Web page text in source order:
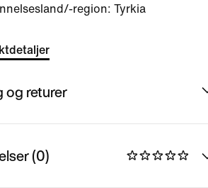
region: Tyrkia
og returer
(0)